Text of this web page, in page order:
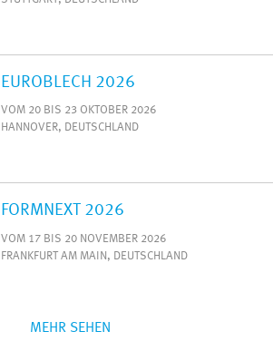
EUROBLECH 2026
VOM 20 BIS 23 OKTOBER 2026
HANNOVER, DEUTSCHLAND
FORMNEXT 2026
VOM 17 BIS 20 NOVEMBER 2026
FRANKFURT AM MAIN, DEUTSCHLAND
MEHR SEHEN